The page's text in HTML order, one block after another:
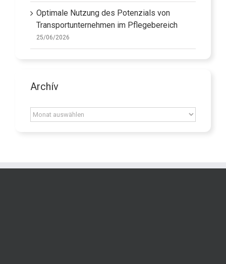
Optimale Nutzung des Potenzials von
Transportunternehmen im Pflegebereich
25/06/2026
Archív
Archív